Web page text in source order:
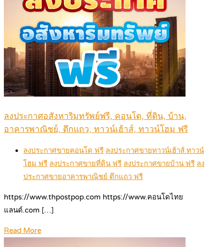
ลงประกาศอสังหาริมทรัพย์ฟรี, คอนโด, ที่ดิน, บ้าน,
อาคารพาณิชย์, ตึกแถว, ทาวน์เฮ้าส์, ทาวน์โฮม ฟรี
ลงประกาศขายคอนโด ฟรี ลงประกาศขายทาวน์เฮ้าส์ ทาวน์
โฮม ฟรี ลงประกาศขายที่ดิน ฟรี ลงประกาศขายบ้าน ฟรี ลง
ประกาศขายอาคารพาณิชย์ ตึกแถว ฟรี
https://www.thpostpop.com https://www.คอนโดไทย
แลนด์.com […]
Read More